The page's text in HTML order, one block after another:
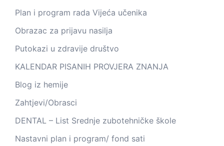
Plan i program rada Vijeća učenika
Obrazac za prijavu nasilja
Putokazi u zdravije društvo
KALENDAR PISANIH PROVJERA ZNANJA
Blog iz hemije
Zahtjevi/Obrasci
DENTAL – List Srednje zubotehničke škole
Nastavni plan i program/ fond sati